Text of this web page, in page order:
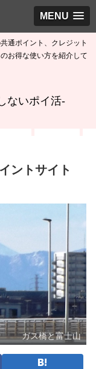
MENU
通ポイント、クレジット
お得な使い方を紹介して
ないポイ活-
ントサイト
ガス橋と富士山